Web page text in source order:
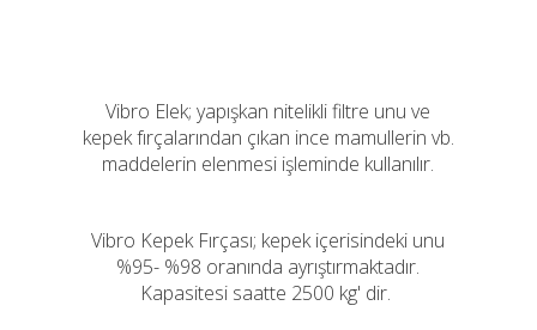
Vibro Elek; yapışkan nitelikli filtre unu ve
kepek fırçalarından çıkan ince mamullerin vb.
maddelerin elenmesi işleminde kullanılır.
Vibro Kepek Fırçası; kepek içerisindeki unu
%95- %98 oranında ayrıştırmaktadır.
Kapasitesi saatte 2500 kg' dir.